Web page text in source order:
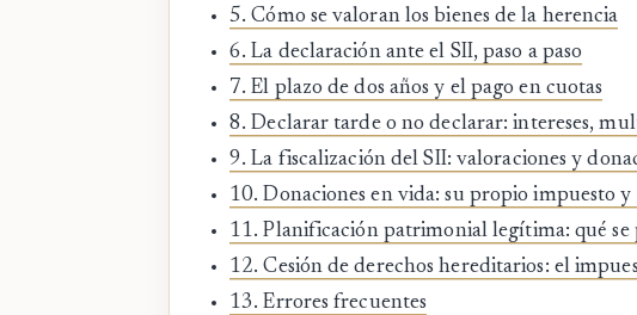
5. Cómo se valoran los bienes de la herencia
6. La declaración ante el SII, paso a paso
7. El plazo de dos años y el pago en cuotas
8. Declarar tarde o no declarar: intereses,
9. La fiscalización del SII: valoraciones y
10. Donaciones en vida: su propio impuesto
11. Planificación patrimonial legítima: qué se
12. Cesión de derechos hereditarios: el
13. Errores frecuentes